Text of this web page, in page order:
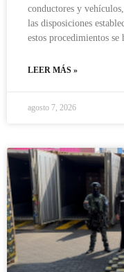
conductores y
las disposiciones
estos procedimientos
LEER MÁS »
agosto 7, 2026